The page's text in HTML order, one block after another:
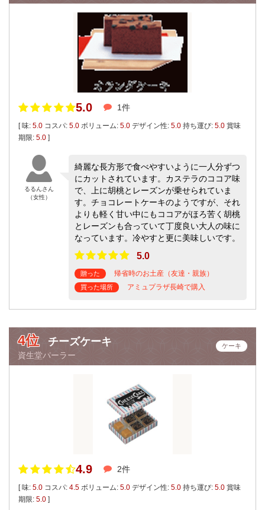
5.0 1件
[ 味: 5.0 コスパ: 5.0 ボリューム: 5.0 デザイン性: 5.0 持ち運び: 5.0 賞味
期限: 5.0 ]
るるんさん
（女性）
綺麗な長方形で食べやすいように一人分ずつ
にカットされています。カステラのココア味
で、上に胡桃とレーズンが乗せられていま
す。チョコレートケーキのようですが、それ
よりも軽く甘い中にもココアがほろ苦く胡桃
とレーズンも合っていて丁度良い大人の味に
なっています。冷やすと更に美味しいです。
5.0
贈った 帰省時のお土産（友達・親族）
買った場所 アミュプラザ長崎で購入
4位 チーズケーキ
資生堂パーラー
ケーキ
4.9 2件
[ 味: 5.0 コスパ: 4.5 ボリューム: 5.0 デザイン性: 5.0 持ち運び: 5.0 賞味
期限: 5.0 ]